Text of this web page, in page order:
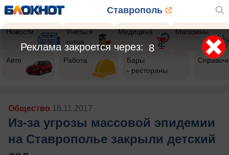
Ставрополь
Новости
Учиться
готов
Медицина Магазины
Авто Работа
Бары
- рестораны
Общество 16.11.2017
Из-за угрозы массовой эпидемии
на Ставрополье закрыли детский
5
Реклама закроется через: